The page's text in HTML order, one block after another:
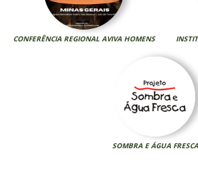
CONFERÊNCIA REGIONAL AVIVA HOMENS
SOMBRA E ÁGUA FRESCA